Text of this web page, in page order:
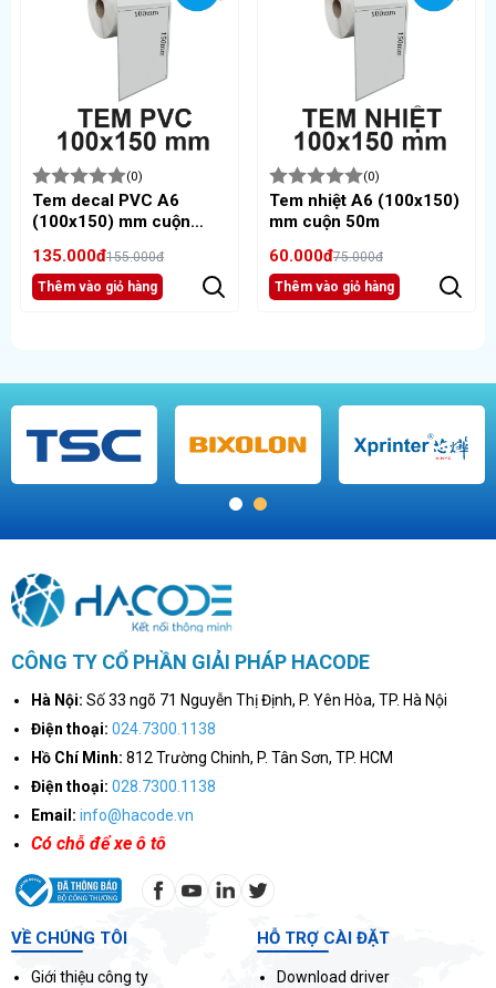
(0)
Tem decal PVC A6
(100x150) mm cuộn
135.000đ155.000đ
Thêm vào giỏ hàng
(0)
Tem nhiệt A6 (100x150)
mm cuộn 50m
60.000đ75.000đ
Thêm vào giỏ hàng
1 2
CÔNG TY CỔ PHẦN GIẢI PHÁP HACODE
Hà Nội: Số 33 ngõ 71 Nguyễn Thị Định, P. Yên Hòa, TP. Hà Nội
Điện thoại: 024.7300.1138
Hồ Chí Minh: 812 Trường Chinh, P. Tân Sơn, TP. HCM
Điện thoại: 028.7300.1138
Email: info@hacode.vn
Có chỗ để xe ô tô
VỀ CHÚNG TÔI
Giới thiệu công ty
HỖ TRỢ CÀI ĐẶT
Download driver